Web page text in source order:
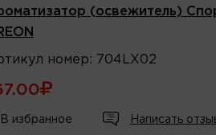
(освежитель)
номер : 704LX02
В избранное Написать